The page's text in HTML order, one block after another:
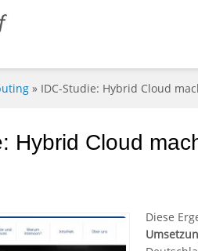
» IDC-Studie: Hybrid Cloud
Hybrid Cloud
Diese